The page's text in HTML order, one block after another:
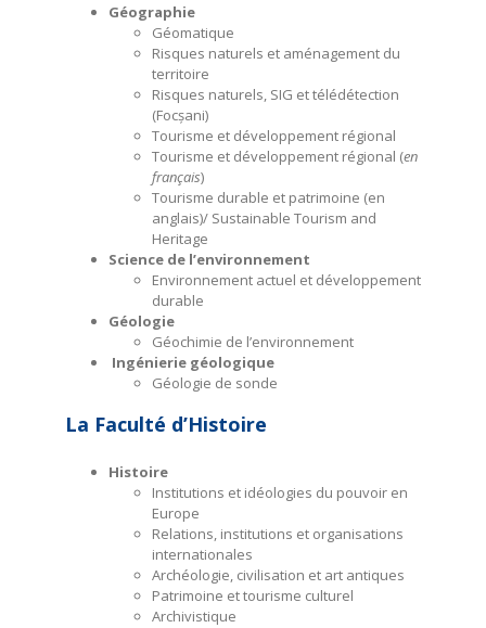
Géographie
Géomatique
Risques naturels et aménagement du
territoire
Risques naturels, SIG et télédétection
(Focșani)
Tourisme et développement régional
Tourisme et développement régional (en
français)
Tourisme durable et patrimoine (en
anglais)/ Sustainable Tourism and
Heritage
Science de l’environnement
Environnement actuel et développement
durable
Géologie
Géochimie de l’environnement
Ingénierie géologique
Géologie de sonde
La Faculté d’Histoire
Histoire
Institutions et idéologies du pouvoir en
Europe
Relations, institutions et organisations
internationales
Archéologie, civilisation et art antiques
Patrimoine et tourisme culturel
Archivistique